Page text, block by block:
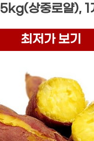
5kg(상중로얄), 1
최저가 보기